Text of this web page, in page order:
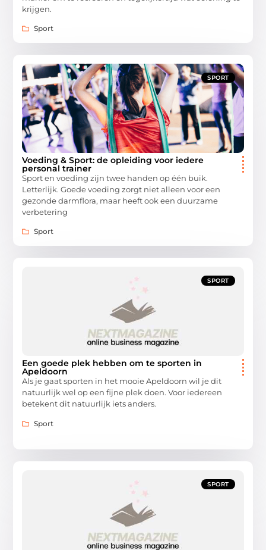
krijgen.
Sport
SPORT
Voeding & Sport: de opleiding voor iedere
personal trainer
Sport en voeding zijn twee handen op één buik.
Letterlijk. Goede voeding zorgt niet alleen voor een
gezonde darmflora, maar heeft ook een duurzame
verbetering
Sport
SPORT
Een goede plek hebben om te sporten in
Apeldoorn
Als je gaat sporten in het mooie Apeldoorn wil je dit
natuurlijk wel op een fijne plek doen. Voor iedereen
betekent dit natuurlijk iets anders.
Sport
SPORT